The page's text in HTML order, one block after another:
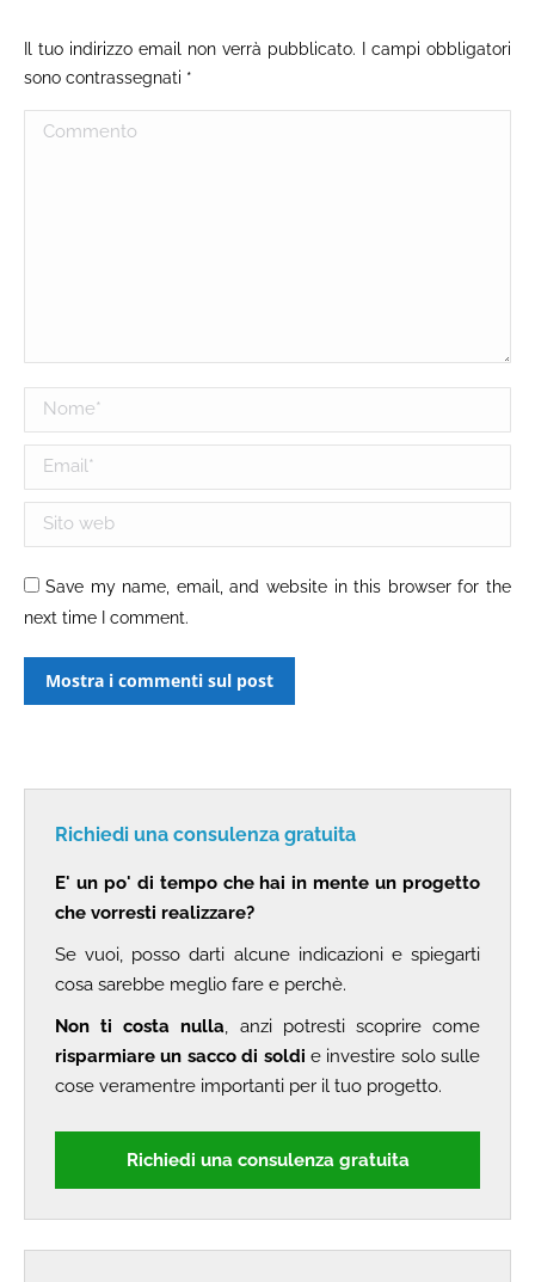
Il tuo indirizzo email non verrà pubblicato. I campi obbligatori
sono contrassegnati *
Commento
Nome *
Email *
Sito web
Save my name, email, and website in this browser for the
next time I comment.
Mostra i commenti sul post
Richiedi una consulenza gratuita
E' un po' di tempo che hai in mente un progetto
che vorresti realizzare?
Se vuoi, posso darti alcune indicazioni e spiegarti
cosa sarebbe meglio fare e perchè.
Non ti costa nulla, anzi potresti scoprire come
risparmiare un sacco di soldi e investire solo sulle
cose veramentre importanti per il tuo progetto.
Richiedi una consulenza gratuita